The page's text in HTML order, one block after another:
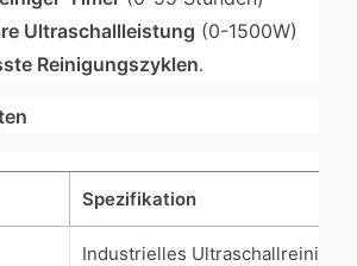
Ultraschallleistung (0-1500W)
Reinigungszyklen.
Spezifikation
Industrielles